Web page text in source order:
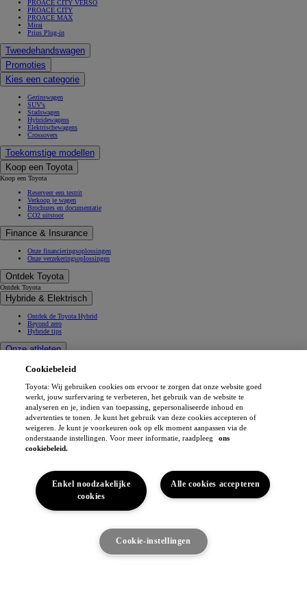
Ik ben geïnteresseerd
Ontdek het voertuig
PROACE CITY VERSO
PROACE CITY
PROACE MAX
Mirai
Prius Plug-in
Tweedehandswagen
Promoties
Kies een categorie
Gezinswagen
SUV's
Stadswagen
Hybridewagens
Elektrischewagens
Crossovers
Toekomstige modellen
Koop een Toyota
Koop een Toyota
Reserveer een testrit
Verkoop je wagen
Brochures en documentatie
CO2 uitstoot
Finance & Insurance
Onze financieringsoplossingen
Onze verzekeringsoplossingen
Ontdek Toyota
Ontdek Toyota
Hybride & Elektrisch
Ontdek de Toyota Hybrid
Beyond zero
Hybride tips
Onze athleten
Mobiliteitsprojecten
Atleten
Toyota Gazoo Racing
Toyota GR Sport
Dakar Rally
WRC - World Rally Championship
WEC - World Endurance Championship
GR H2 Racing Concept
Toyota Belgium
Ruimte Toyota
Waarom Toyota
Wagen comfort
Visie & filosofie van Toyota
Cookiebeleid
Toyota: Wij gebruiken cookies om ervoor te zorgen dat onze website goed
werkt, jouw surfervaring te verbeteren, het gebruik van de website te
analyseren en je, indien van toepassing, gepersonaliseerde inhoud en
advertenties te tonen. Je kunt het gebruik van deze cookies accepteren of
weigeren. Je kunt je voorkeuren ook op elk moment aanpassen via de
onderstaande instellingen. Voor meer informatie, raadpleeg
ons
cookiebeleid.
Alle cookies accepteren
Enkel noodzakelijke
cookies
Cookie-instellingen